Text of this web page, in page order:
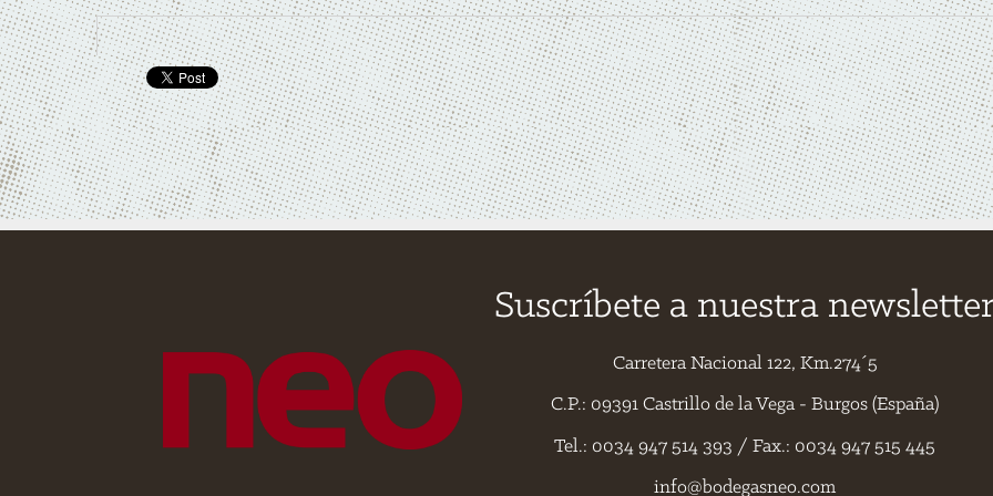
Suscríbete a nuestra
Carretera Nacional 122, Km.274´5
C.P.: 09391 Castrillo de la Vega - Burgos (España)
Tel.: 0034 947 514 393 / Fax.: 0034 947 515 445
info@bodegasneo.com